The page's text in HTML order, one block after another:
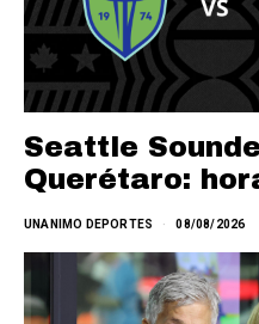
Seattle
Querétaro:
UNANIMO DEPORTES 08/08/2026